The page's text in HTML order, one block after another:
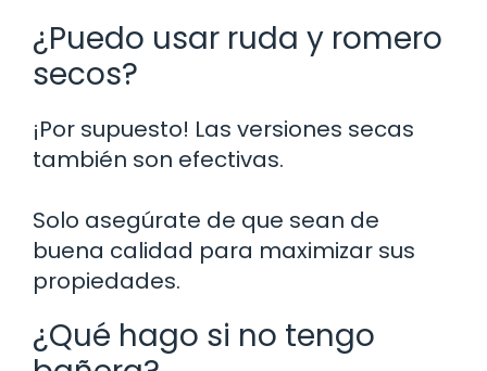
¿Puedo usar ruda y romero
secos?
¡Por supuesto! Las versiones secas
también son efectivas.
Solo asegúrate de que sean de
buena calidad para maximizar sus
propiedades.
¿Qué hago si no tengo